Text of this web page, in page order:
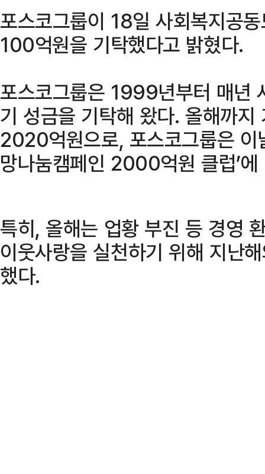
포스코그룹이 18일 사회복지공
100억원을 기탁했다고 밝혔다.
포스코그룹은 1999년부터 매년
기 성금을 기탁해 왔다. 올해까
2020억원으로, 포스코그룹은 이
망나눔캠페인 2000억원 클럽’
특히, 올해는 업황 부진 등 경영
이웃사랑을 실천하기 위해 지난
했다.